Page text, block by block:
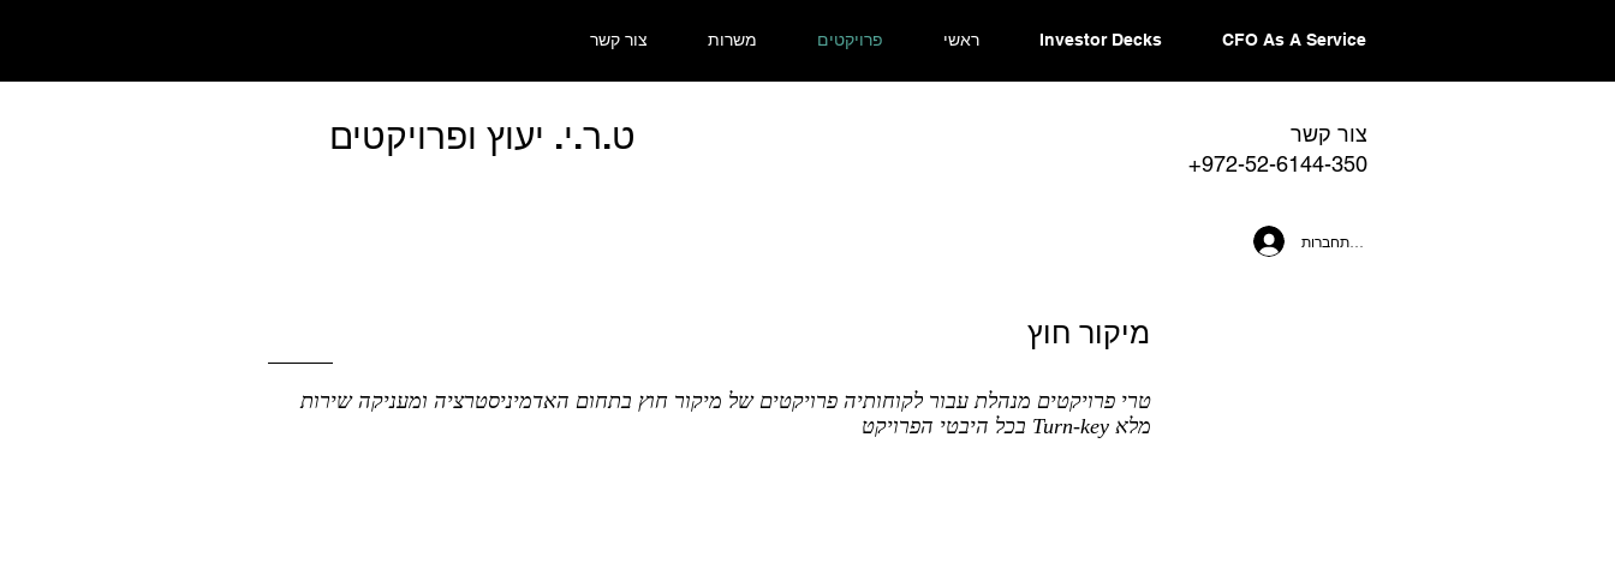
צור קשר משרות פרויקטים ראשי Investor Decks CFO As A Service
ט.ר.י. יעוץ ופרויקטים
צור קשר
+972-52-6144-350
להתחברות
מיקור חוץ
טרי פרויקטים מנהלת עבור לקוחותיה פרויקטים של מיקור חוץ בתחום האדמיניסטרציה ומעניקה שירות
מלא Turn-key בכל היבטי הפרויקט